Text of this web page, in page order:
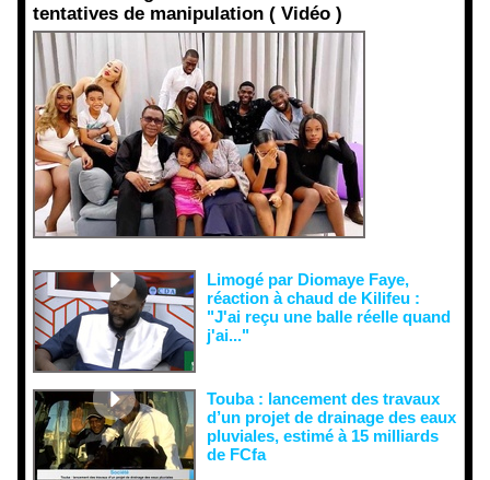
tentatives de manipulation ( Vidéo )
Limogé par Diomaye Faye,
réaction à chaud de Kilifeu :
"J'ai reçu une balle réelle quand
j'ai..."
Touba : lancement des travaux
d’un projet de drainage des eaux
pluviales, estimé à 15 milliards
de FCfa ‎